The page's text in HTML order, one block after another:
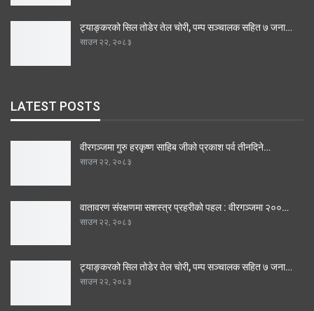
ट्याङ्करको सिल तोडेर तेल चोरी, पम्प सञ्चालक सहित ७ जना…
साउन २२, २०८३
LATEST POSTS
वीरगञ्जमा गुरु हरकृष्ण साहिब जीको प्रकाश पर्व तीनदिने…
साउन २२, २०८३
वातावरण संरक्षणमा सशस्त्र प्रहरीको पहल : वीरगञ्जमा २००…
साउन २२, २०८३
ट्याङ्करको सिल तोडेर तेल चोरी, पम्प सञ्चालक सहित ७ जना…
साउन २२, २०८३